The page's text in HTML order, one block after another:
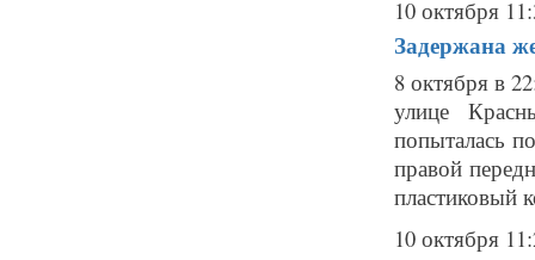
10 октября
Задержана
8 октября в
улице
попыталась
правой
пластиковый
10 октября